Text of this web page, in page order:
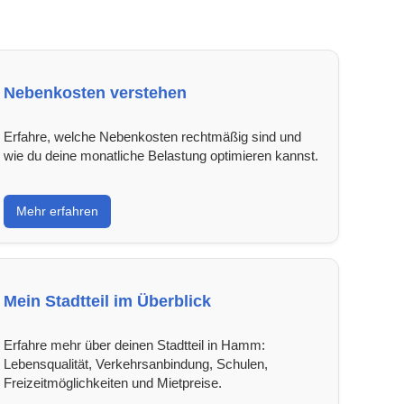
Nebenkosten verstehen
Erfahre, welche Nebenkosten rechtmäßig sind und
wie du deine monatliche Belastung optimieren kannst.
Mehr erfahren
Mein Stadtteil im Überblick
Erfahre mehr über deinen Stadtteil in Hamm:
Lebensqualität, Verkehrsanbindung, Schulen,
Freizeitmöglichkeiten und Mietpreise.